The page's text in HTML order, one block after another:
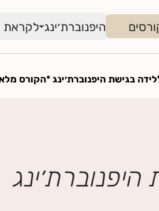
היפנוברת׳ינג לקראת
בגישת היפנוברת׳ינג *הקורס